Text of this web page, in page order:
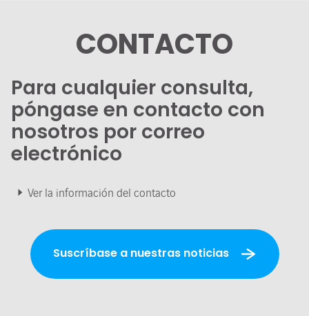
CONTACTO
Para cualquier consulta,
póngase en contacto con
nosotros por correo
electrónico
Ver la información del contacto
Suscríbase a nuestras noticias